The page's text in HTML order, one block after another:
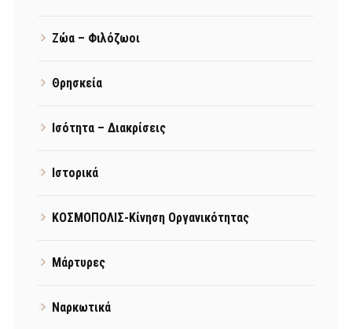
Ζώα – Φιλόζωοι
Θρησκεία
Ισότητα – Διακρίσεις
Ιστορικά
ΚΟΣΜΟΠΟΛΙΣ-Κίνηση Οργανικότητας
Μάρτυρες
Ναρκωτικά